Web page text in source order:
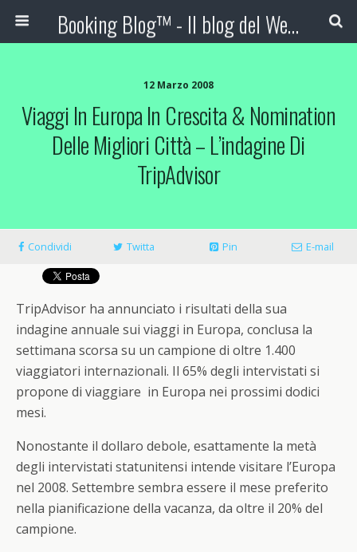
Booking Blog™ - Il blog del Web Marketing Turistico
12 Marzo 2008
Viaggi In Europa In Crescita & Nomination
Delle Migliori Città – L’indagine Di
TripAdvisor
Condividi Twitta Pin E-mail
TripAdvisor ha annunciato i risultati della sua
indagine annuale sui viaggi in Europa, conclusa la
settimana scorsa su un campione di oltre 1.400
viaggiatori internazionali. Il 65% degli intervistati si
propone di viaggiare in Europa nei prossimi dodici
mesi.
Nonostante il dollaro debole, esattamente la metà
degli intervistati statunitensi intende visitare l’Europa
nel 2008. Settembre sembra essere il mese preferito
nella pianificazione della vacanza, da oltre il 20% del
campione.